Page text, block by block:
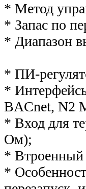
* Метод
* Запас по
* Диапазон
1 ...
* ПИ-
*
BACnet, N2
* Вход для
Ом);
*
*